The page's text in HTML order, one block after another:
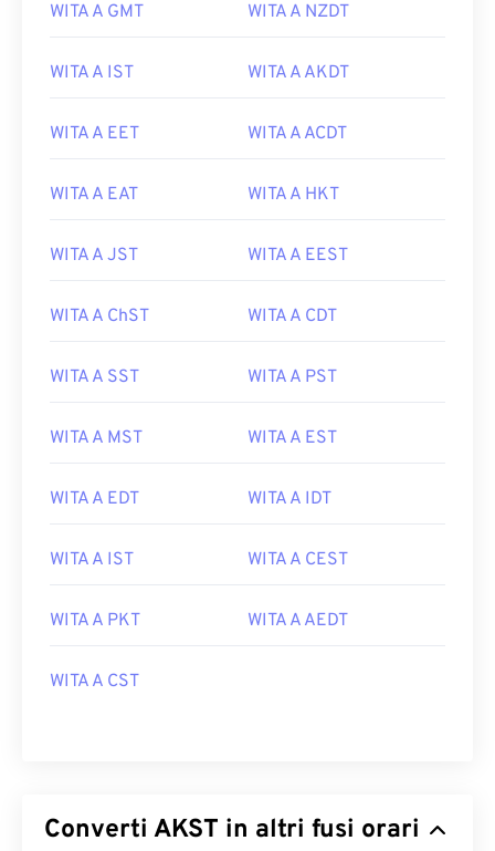
WITA A GMT WITA A NZDT
WITA A IST WITA A AKDT
WITA A EET WITA A ACDT
WITA A EAT WITA A HKT
WITA A JST WITA A EEST
WITA A ChST WITA A CDT
WITA A SST WITA A PST
WITA A MST WITA A EST
WITA A EDT WITA A IDT
WITA A IST WITA A CEST
WITA A PKT WITA A AEDT
WITA A CST
Converti AKST in altri fusi orari